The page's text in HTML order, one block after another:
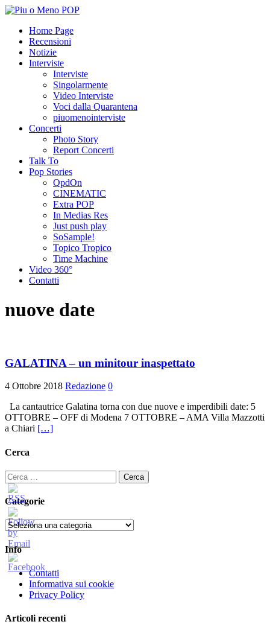
Home Page
Recensioni
Notizie
Interviste
Interviste
Singolarmente
Video Interviste
Voci dalla Quarantena
piuomenointerviste
Concerti
Photo Story
Report Concerti
Talk To
Pop Stories
QpdOn
CINEMATIC
Extra POP
In Medias Res
Just push play
SoSample!
Topico Tropico
Time Machine
Video 360°
Contatti
nuove date
GALATINA – un minitour inaspettato
4 Ottobre 2018 Redazione 0
La cantautrice Galatina torna con due nuove e imperdibili date: 5
OTTOBRE – OFF di Modena 7 OTTOBRE – AMA Villa Mazzotti
a Chiari […]
Cerca
Ricerca
per:
Categorie
Categorie
Info
Contatti
Informativa sui cookie
Privacy Policy
Articoli recenti